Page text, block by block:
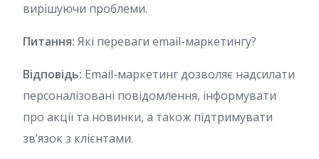
вирішуючи проблеми.
Питання: Які переваги email-маркетингу?
Відповідь: Email-маркетинг дозволяє надсилати
персоналізовані повідомлення, інформувати
про акції та новинки, а також підтримувати
зв’язок з клієнтами.